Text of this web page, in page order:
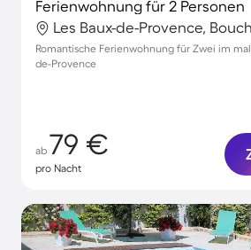
Ferienwohnung für 2 Personen
Romantische Ferienwohnung für Zwei im
de-Provence
ab 79 €
pro Nacht